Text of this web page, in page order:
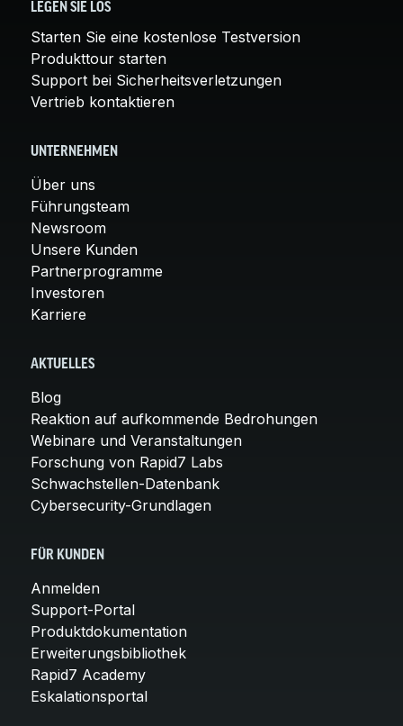
LEGEN SIE LOS
Starten Sie eine kostenlose Testversion
Produkttour starten
Support bei Sicherheitsverletzungen
Vertrieb kontaktieren
UNTERNEHMEN
Über uns
Führungsteam
Newsroom
Unsere Kunden
Partnerprogramme
Investoren
Karriere
AKTUELLES
Blog
Reaktion auf aufkommende Bedrohungen
Webinare und Veranstaltungen
Forschung von Rapid7 Labs
Schwachstellen-Datenbank
Cybersecurity-Grundlagen
FÜR KUNDEN
Anmelden
Support-Portal
Produktdokumentation
Erweiterungsbibliothek
Rapid7 Academy
Eskalationsportal